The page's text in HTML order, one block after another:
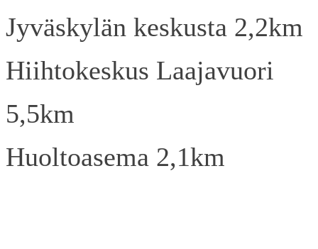
Jyväskylän keskusta 2,2km
Hiihtokeskus Laajavuori
5,5km
Huoltoasema 2,1km